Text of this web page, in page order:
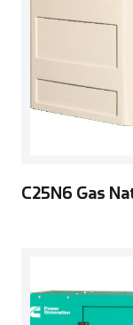
C25N6 Gas